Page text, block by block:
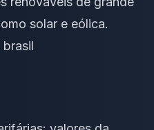
solar e eólica.